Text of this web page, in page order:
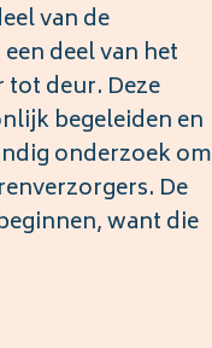
van de
deel van het
deur. Deze
begeleiden en
onderzoek om
De
want die